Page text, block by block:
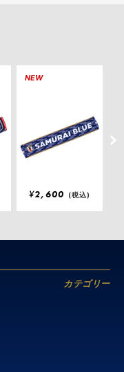
NEW
¥2,600 (税込)
カテゴリー